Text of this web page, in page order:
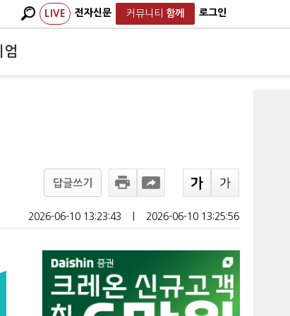
LIVE 전자신문 커뮤니티 함께 로그인
엄
답글쓰기
2026-06-10 13:23:43 2026-06-10 13:25:56